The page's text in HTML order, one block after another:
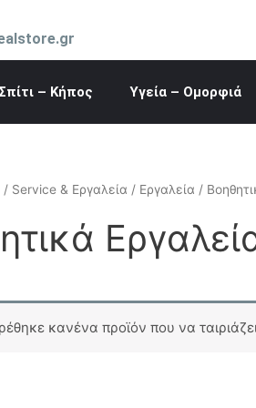
Σπίτι – Κήπος Υγεία – Ομορφιά
/ Service & Εργαλεία / Εργαλεία /
κανένα προϊόν που να